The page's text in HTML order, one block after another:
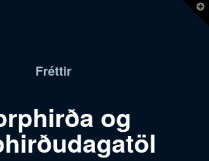
Fréttir
og